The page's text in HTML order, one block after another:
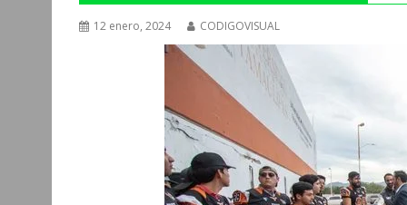
12 enero, 2024 CODIGOVISUAL